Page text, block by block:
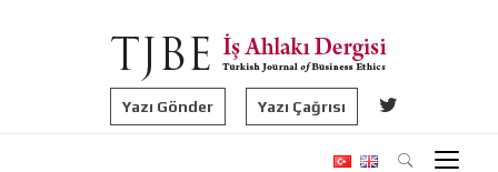
Yazı Gönder Yazı Çağrısı